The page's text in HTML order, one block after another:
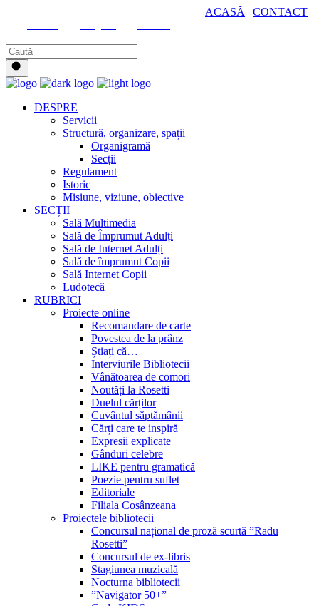
ACASĂ | CONTACT
DESPRE
Servicii
Structură, organizare, spații
Organigramă
Secții
Regulament
Istoric
Misiune, viziune, obiective
SECȚII
Sală Multimedia
Sală de Împrumut Adulți
Sală de Internet Adulți
Sală de împrumut Copii
Sală Internet Copii
Ludotecă
RUBRICI
Proiecte online
Recomandare de carte
Povestea de la prânz
Știați că…
Interviurile Bibliotecii
Vânătoarea de comori
Noutăți la Rosetti
Duelul cărților
Cuvântul săptămânii
Cărți care te inspiră
Expresii explicate
Gânduri celebre
LIKE pentru gramatică
Poezie pentru suflet
Editoriale
Filiala Cosânzeana
Proiectele bibliotecii
Concursul național de proză scurtă ”Radu
Rosetti”
Concursul de ex-libris
Stagiunea muzicală
Nocturna bibliotecii
”Navigator 50+”